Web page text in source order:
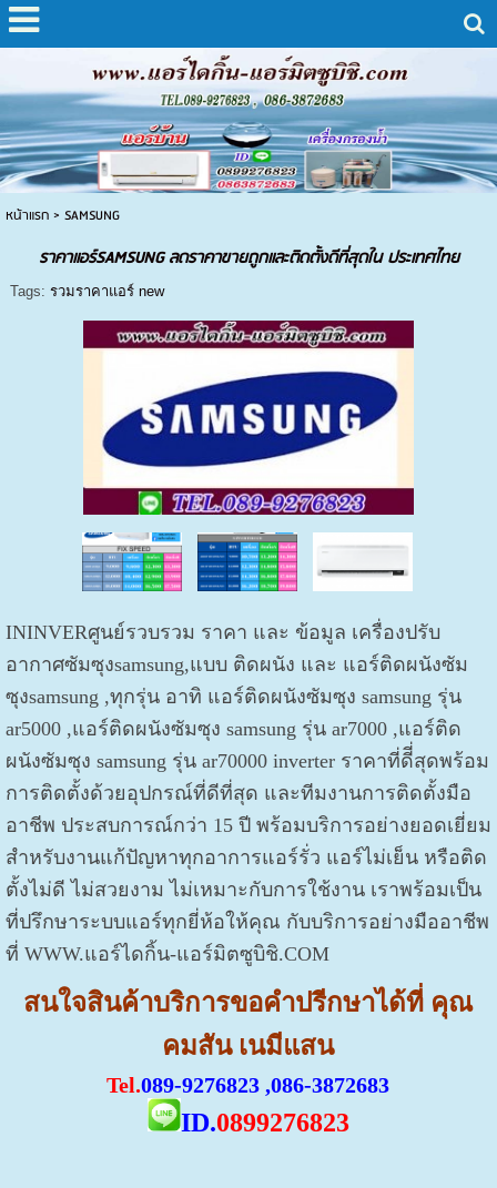
หน้าแรก> SAMSUNG
ราคาแอร์SAMSUNG ลดราคาขายถูกและติดตั้งดีที่สุดใน ประเทศไทย
Tags: รวมราคาแอร์ new
ININVERศูนย์รวบรวม ราคา และ ข้อมูล เครื่องปรับ
อากาศซัมซุงsamsung,แบบ ติดผนัง และ แอร์ติดผนังซัม
ซุงsamsung ,ทุกรุ่น อาทิ แอร์ติดผนังซัมซุง samsung รุ่น
ar5000 ,แอร์ติดผนังซัมซุง samsung รุ่น ar7000 ,แอร์ติด
ผนังซัมซุง samsung รุ่น ar70000 inverter ราคาที่ดีี่สุดพร้อม
การติดตั้งด้วยอุปกรณ์ที่ดีที่สุด และทีมงานการติดตั้งมือ
อาชีพ ประสบการณ์กว่า 15 ปี พร้อมบริการอย่างยอดเยี่ยม
สำหรับงานแก้ปัญหาทุกอาการแอร์รั่ว แอร์ไม่เย็น หรือติด
ตั้งไม่ดี ไม่สวยงาม ไม่เหมาะกับการใช้งาน เราพร้อมเป็น
ที่ปรึกษาระบบแอร์ทุกยี่ห้อให้คุณ กับบริการอย่างมืออาชีพ
ที่ WWW.แอร์ไดกิ้น-แอร์มิตซูบิชิ.COM
สนใจสินค้าบริการขอคำปรีกษาได้ที่ คุณ
คมสัน เนมีแสน
Tel.089-9276823 ,086-3872683
ID.0899276823